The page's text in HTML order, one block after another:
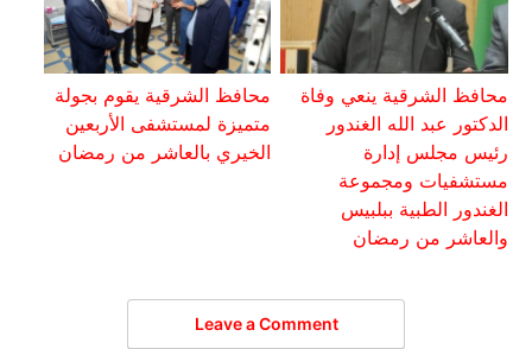
محافظ الشرقية ينعي وفاة
الدكتور عبد الله الغندور
رئيس مجلس إدارة
مستشفيات ومجموعة
الغندور الطبية ببلبيس
والعاشر من رمضان
محافظ الشرقية يقوم بجولة
متميزة لمستشفى الأربعين
الخيري بالعاشر من رمضان
Leave a Comment